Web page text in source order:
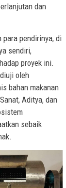
dan
para pendirinya, di
sendiri,
proyek ini.
oleh
bahan makanan
Aditya, dan
sebaik